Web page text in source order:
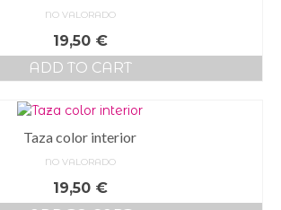
NO VALORADO
19,50 €
ADD TO CART
Taza color interior
NO VALORADO
19,50 €